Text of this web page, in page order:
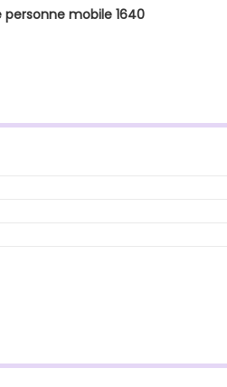
personne mobile 1640